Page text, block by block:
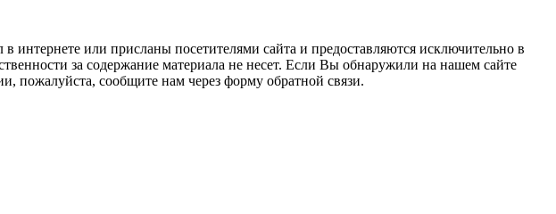
или присланы посетителями сайта и предоставляются исключительно в
за содержание материала не несет. Если Вы обнаружили на нашем сайте
пожалуйста, сообщите нам через форму обратной связи.